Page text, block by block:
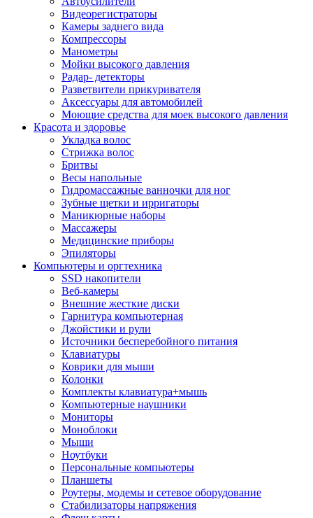
Видеорегистраторы
Камеры заднего вида
Компрессоры
Манометры
Мойки высокого давления
Радар- детекторы
Разветвители прикуривателя
Аксессуары для автомобилей
Моющие средства для моек высокого давления
Красота и здоровье
Укладка волос
Стрижка волос
Бритвы
Весы напольные
Гидромассажные ванночки для ног
Зубные щетки и ирригаторы
Маникюрные наборы
Массажеры
Медицинские приборы
Эпиляторы
Компьютеры и оргтехника
SSD накопители
Веб-камеры
Внешние жесткие диски
Гарнитура компьютерная
Джойстики и рули
Источники бесперебойного питания
Клавиатуры
Коврики для мыши
Колонки
Комплекты клавиатура+мышь
Компьютерные наушники
Мониторы
Моноблоки
Мыши
Ноутбуки
Персональные компьютеры
Планшеты
Роутеры, модемы и сетевое оборудование
Стабилизаторы напряжения